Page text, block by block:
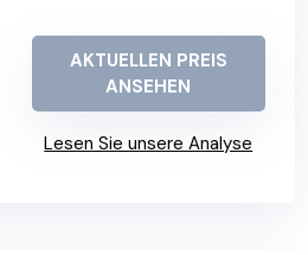
AKTUELLEN PREIS
ANSEHEN
Lesen Sie unsere Analyse